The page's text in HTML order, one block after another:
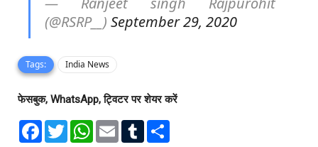
(@RSRP__) September 29, 2020
Tags: India News
फेसबुक, WhatsApp, ट्विटर पर शेयर करें
F
T
w
W
E
T